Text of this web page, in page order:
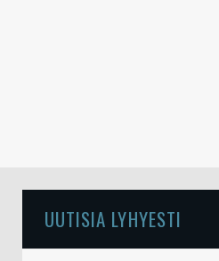
UUTISIA LYHYESTI